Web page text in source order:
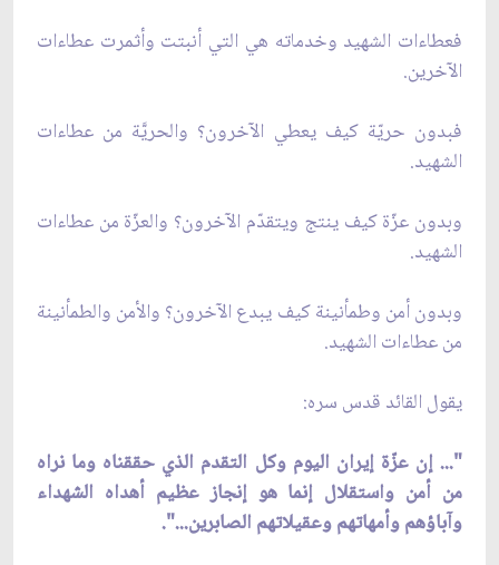
فعطاءات الشهيد وخدماته هي التي أنبتت وأثمرت عطاءات
الآخرين.
فبدون حريّة كيف يعطي الآخرون؟ والحريَّة من عطاءات
الشهيد.
وبدون عزّة كيف ينتج ويتقدّم الآخرون؟ والعزّة من عطاءات
الشهيد.
وبدون أمن وطمأنينة كيف يبدع الآخرون؟ والأمن والطمأنينة
من عطاءات الشهيد.
يقول القائد قدس سره:
"... إن عزّة إيران اليوم وكل التقدم الذي حققناه وما نراه
من أمن واستقلال إنما هو إنجاز عظيم أهداه الشهداء
وآباؤهم وأمهاتهم وعقيلاتهم الصابرين...".